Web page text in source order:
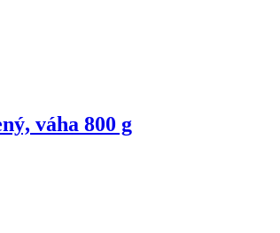
váha 800 g